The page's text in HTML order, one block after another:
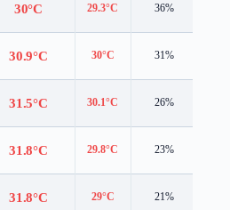
30°C 29.3°C 36%
30.9°C 30°C 31%
31.5°C 30.1°C 26%
31.8°C 29.8°C 23%
31.8°C 29°C 21%